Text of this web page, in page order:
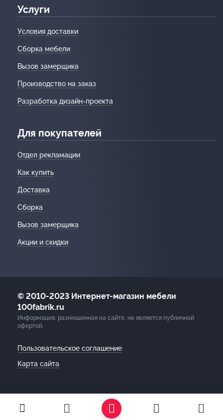
Услуги
Условия доставки
Сборка мебели
Вызов замерщика
Производство на заказ
Разработка дизайн-проекта
Для покупателей
Отдел рекламации
Как купить
Доставка
Сборка
Вызов замерщика
Акции и скидки
© 2010-2023 Интернет-магазин мебели
100fabrik.ru
Информация, размещенная на сайте, не является публичной
офертой.
Пользовательское соглашение
Карта сайта